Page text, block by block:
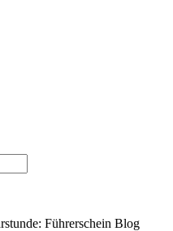
Führerschein Blog